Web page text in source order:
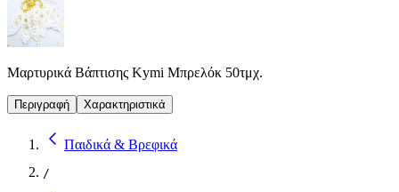
Μαρτυρικά Βάπτισης Κymi Μπρελόκ 50τμχ.
Περιγραφή Χαρακτηριστικά
Παιδικά & Βρεφικά
/